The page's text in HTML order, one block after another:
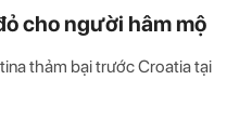
cho người hâm mộ
thảm bại trước Croatia tại